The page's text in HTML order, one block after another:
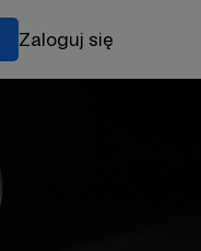
Zaloguj się